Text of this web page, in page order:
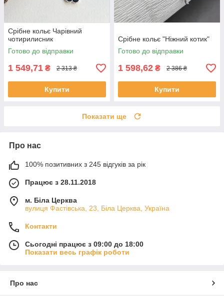
Срібне кольє Чарівний
чотирилисник
Готово до відправки
1 549,71 ₴ 2 313 ₴
Купити
Срібне кольє "Ніжний котик"
Готово до відправки
1 598,62 ₴ 2 386 ₴
Купити
Показати ще
Про нас
100% позитивних з 245 відгуків за рік
Працює з 28.11.2018
м. Біла Церква
вулиця Фастівська, 23, Біла Церква, Україна
Контакти
Сьогодні працює з 09:00 до 18:00
Показати весь графік роботи
Про нас